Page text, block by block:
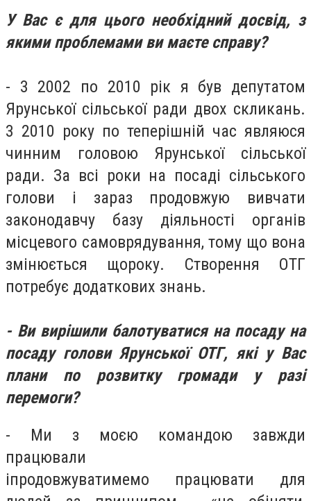
У Вас є для цього необхідний досвід, з
якими проблемами ви маєте справу?
- 3 2002 по 2010 pік я був депутатом
Ярунської сільськоїради двох скликань.
3 2010 року по теперішній час являюся
чинним головою Ярунської сільської
ради. За всі роки на посаді сільського
голови і зараз продовжую вивчати
законодавчу базу діяльності органів
місцевого самоврядування, тому що вона
змінюється щороку. Створення ОТГ
потребує додаткових знань.
- Ви вирішили балотуватися на посаду на
посаду голови Ярунської ОТГ, які у Вас
плани по розвиткугромади у разі
перемоги?
- Ми з моєю командою завжди
працювали
іпродовжуватимемо працювати для